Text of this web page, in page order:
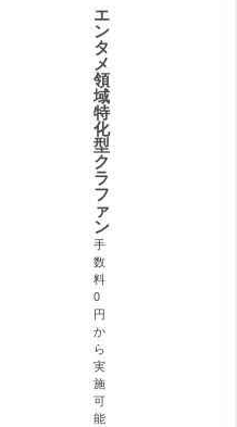
エ
ン
タ
メ
領
域
特
化
型
ク
ラ
フ
ァ
ン
手
数
料
0
円
か
ら
実
施
可
能